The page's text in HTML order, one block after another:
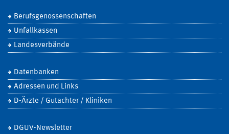
Berufsgenossenschaften
Unfallkassen
Landesverbände
Datenbanken
Adressen und Links
D-Ärzte / Gutachter / Kliniken
DGUV-Newsletter